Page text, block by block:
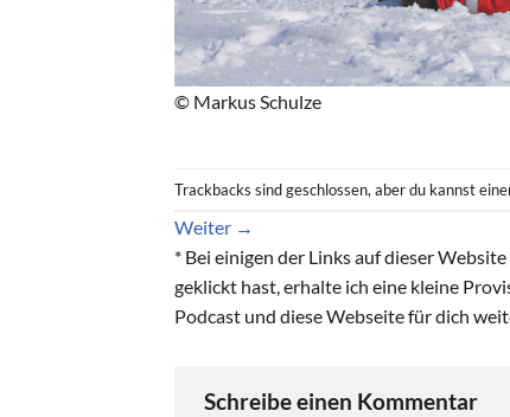
© Markus Schulze
Trackbacks sind geschlossen, aber du kannst
Weiter →
* Bei einigen der Links auf dieser
geklickt hast, erhalte ich eine kleine
Podcast und diese Webseite für dich
Schreibe einen Kommentar